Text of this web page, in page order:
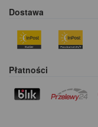
Dostawa
Płatności